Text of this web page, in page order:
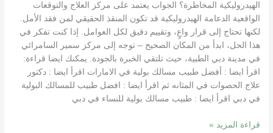
الهيدروليكية المخاطرة؟ الجواب يعتمد على مركز العلاج والتوقعات
الواقعية الدعامة الهيدروليكية قد تكون المنقذ الحقيقي لمن فقد الأمل.
لكنها تحتاج إلى قرار واعٍ، وتقييم دقيق لكل العوامل. إذا كنت تفكر في
هذا الحل، ابدأ من المكان الصحيح – توجه إلى مركز سمير السامرائي
في مدينة دبي الطبية، حيث تلتقي الخبرة بالجودة. يمكنك ايضا قراءة:
اقرأ ايضا : أفضل طبيب مسالك بولية في الامارات اقرأ ايضا : دكتور
علاج الحصوات في المثانه ثم اقرأ ايضا : افضل طبيب للمسالك البولية
في دبي اقرأ ايضا : طبيب مسالك بولية للنساء في دبي
قراءة المزيد »